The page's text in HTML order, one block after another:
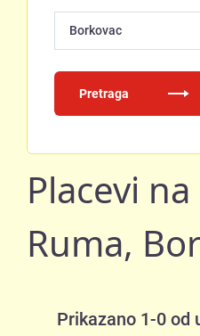
Borkovac
Pretraga
Placevi
Ruma,
Prikazano 1-0 od